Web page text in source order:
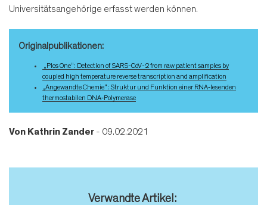
Universitätsangehörige erfasst werden können.
Originalpublikationen:
„Plos One“: Detection of SARS-CoV-2 from raw patient samples by
coupled high temperature reverse transcription and amplification
„Angewandte Chemie“: Struktur und Funktion einer RNA‐lesenden
thermostabilen DNA‐Polymerase
Von Kathrin Zander - 09.02.2021
Verwandte Artikel: